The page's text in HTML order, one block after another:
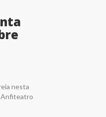
nesta
Anfiteatro